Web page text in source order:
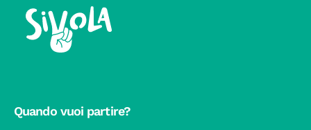
Quando vuoi partire?